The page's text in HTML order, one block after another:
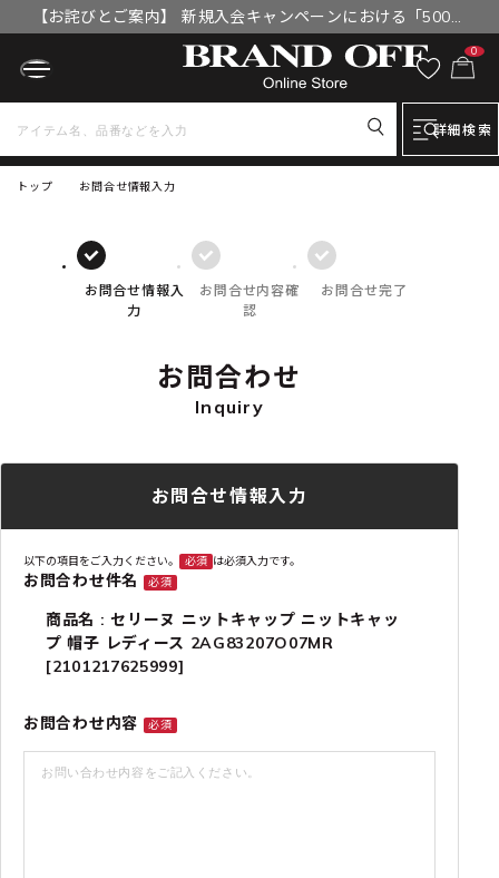
【お詫びとご案内】 新規入会キャンペーンにおける「500円
OFFクーポン」付与漏れと補填について
0
詳細検索
トップ お問合せ情報入力
お問合せ情報入
力
お問合せ内容確
認
お問合せ完了
お問合わせ
Inquiry
お問合せ情報入力
以下の項目をご入力ください。 必須 は必須入力です。
お問合わせ件名 必須
商品名 : セリーヌ ニットキャップ ニットキャッ
プ 帽子 レディース 2AG83207O07MR
[2101217625999]
お問合わせ内容 必須